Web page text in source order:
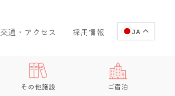
交通・アクセス 採用情報 JA
その他施設 ご宿泊